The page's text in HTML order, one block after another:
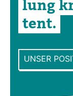
lung
tent.
UNSER